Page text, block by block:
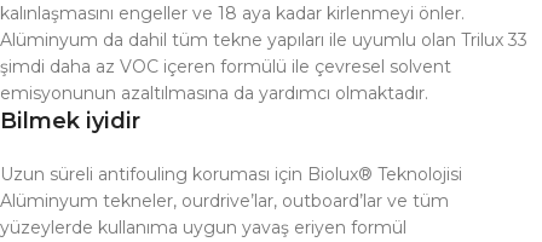
kalınlaşmasını engeller ve 18 aya kadar kirlenmeyi önler.
Alüminyum da dahil tüm tekne yapıları ile uyumlu olan Trilux 33
şimdi daha az VOC içeren formülü ile çevresel solvent
emisyonunun azaltılmasına da yardımcı olmaktadır.
Bilmek iyidir
Uzun süreli antifouling koruması için Biolux® Teknolojisi
Alüminyum tekneler, ourdrive’lar, outboard’lar ve tüm
yüzeylerde kullanıma uygun yavaş eriyen formül